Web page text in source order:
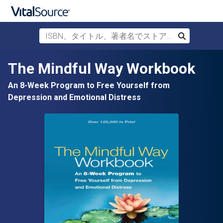
メインコンテンツへスキップ
ISBN、タイトル、著者名でストアを検索
検索
The Mindful Way Workbook
An 8-Week Program to Free Yourself from
Depression and Emotional Distress